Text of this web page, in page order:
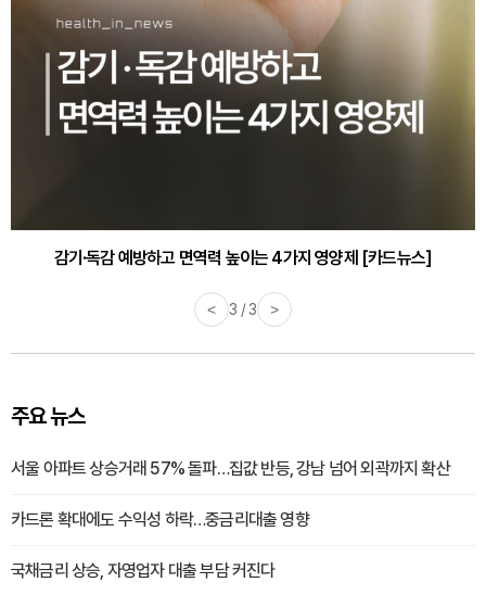
감기·독감 예방하고 면역력 높이는 4가지 영양제 [카드뉴스]
< 3 / 3 >
주요 뉴스
서울 아파트 상승거래 57% 돌파…집값 반등, 강남 넘어 외곽까지 확산
카드론 확대에도 수익성 하락…중금리대출 영향
국채금리 상승, 자영업자 대출 부담 커진다